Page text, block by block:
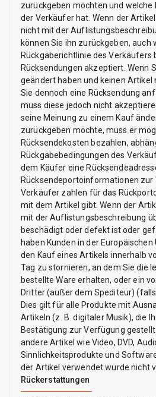
zurückgeben möchten und welche
der Verkäufer hat. Wenn der
nicht mit der
können Sie ihn zurückgeben, auch
Rückgaberichtlinie des Verkäufers
Rücksendungen akzeptiert. Wenn
geändert haben und keinen Artikel
Sie dennoch eine Rücksendung
muss diese jedoch nicht
seine Meinung zu einem Kauf
zurückgeben möchte, muss er
Rücksendekosten bezahlen,
Rückgabebedingungen des
dem Käufer eine
Rücksendeportoinformationen zur
Verkäufer zahlen für das
mit dem Artikel gibt. Wenn der
mit der Auflistungsbeschreibung
beschädigt oder defekt ist oder
haben Kunden in der Europäischen
den Kauf eines Artikels innerhalb
Tag zu stornieren, an dem Sie die
bestellte Ware erhalten, oder ein
Dritter (außer dem Spediteur)
Dies gilt für alle Produkte mit
Artikeln (z. B. digitaler Musik), die
Bestätigung zur Verfügung
andere Artikel wie Video, DVD,
Sinnlichkeitsprodukte und
der Artikel verwendet wurde nicht
Rückerstattungen